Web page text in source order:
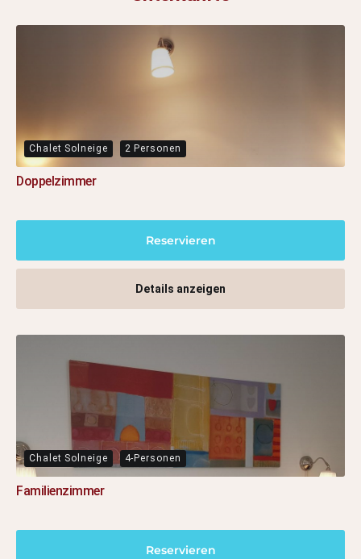
Chalet Solneige 2 Personen
Doppelzimmer
Reservieren
Details anzeigen
Chalet Solneige 4-Personen
Familienzimmer
Reservieren